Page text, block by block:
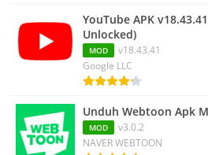
YouTube APK
Unlocked)
MOD
v18.43.41
Google LLC
Unduh Webtoon Apk
MOD
v3.0.2
NAVER WEBTOON